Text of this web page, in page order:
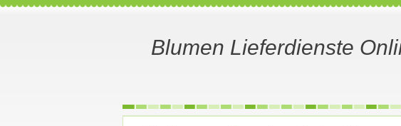
Blumen Lieferdienste